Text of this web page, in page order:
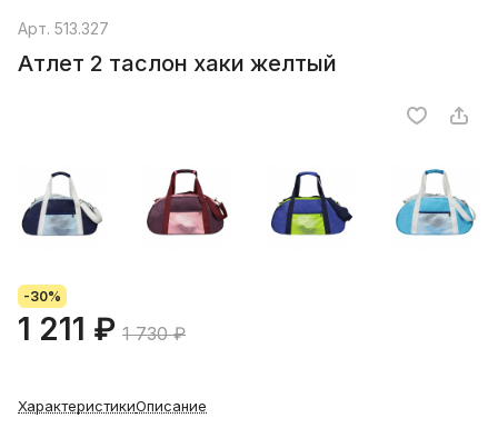
Арт. 513.327
Атлет 2 таслон хаки желтый
-30%
1 211 ₽ 1 730 ₽
ХарактеристикиОписание